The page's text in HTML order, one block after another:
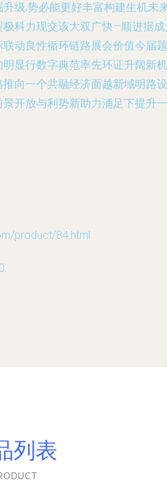
级,势必能更好丰富构建生机未
科力现交该大双广快—顺进据
动良性循环链路展会价值今届题
显行数字典范率先环证升阔新机
向一个共融经济面越新域明路设
开放与利势新助力涌足下提升一
product/84.html
列表